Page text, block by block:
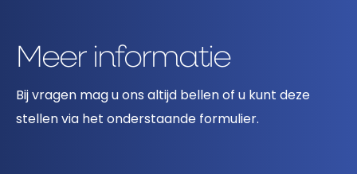
Meer informatie
Bij vragen mag u ons altijd bellen of u kunt deze
stellen via het onderstaande formulier.